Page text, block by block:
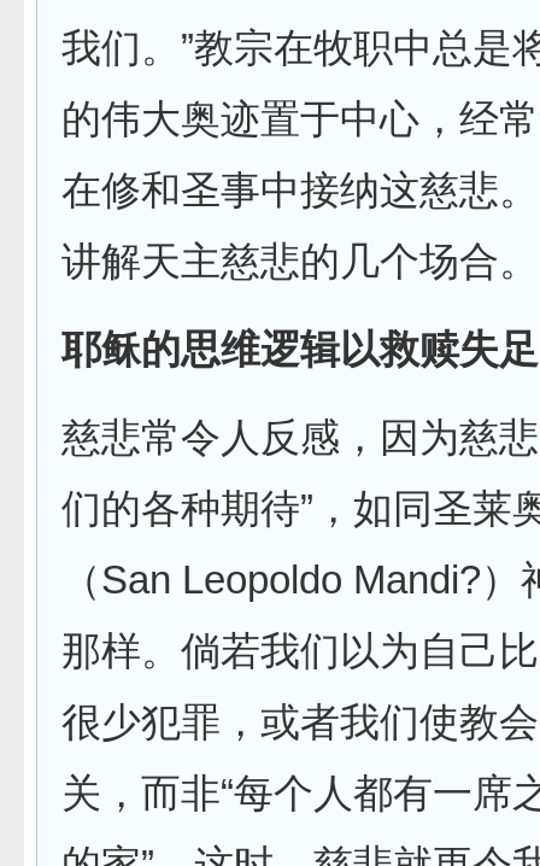
我们。”教宗在牧职中总是
的伟大奥迹置于中心，经
在修和圣事中接纳这慈悲
讲解天主慈悲的几个场合。
耶稣的思维逻辑以救赎失
慈悲常令人反感，因为慈
们的各种期待”，如同圣莱
（San Leopoldo Mandi?
那样。倘若我们以为自己
很少犯罪，或者我们使教
关，而非“每个人都有一席